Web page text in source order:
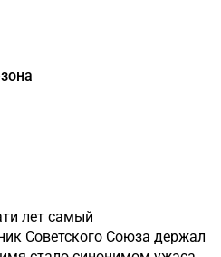
лет самый
Советского Союза держал